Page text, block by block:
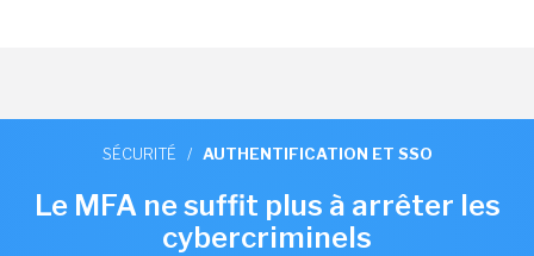
SÉCURITÉ / AUTHENTIFICATION ET SSO
Le MFA ne suffit plus à arrêter les
cybercriminels